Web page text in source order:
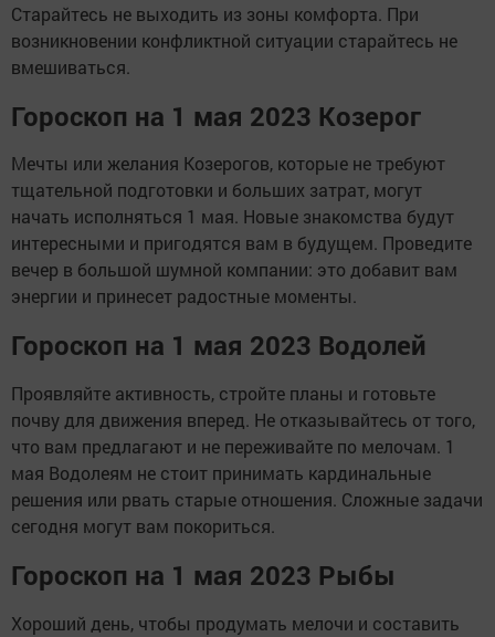
Старайтесь не выходить из зоны комфорта. При
возникновении конфликтной ситуации старайтесь не
вмешиваться.
Гороскоп на 1 мая 2023 Козерог
Мечты или желания Козерогов, которые не требуют
тщательной подготовки и больших затрат, могут
начать исполняться 1 мая. Новые знакомства будут
интересными и пригодятся вам в будущем. Проведите
вечер в большой шумной компании: это добавит вам
энергии и принесет радостные моменты.
Гороскоп на 1 мая 2023 Водолей
Проявляйте активность, стройте планы и готовьте
почву для движения вперед. Не отказывайтесь от того,
что вам предлагают и не переживайте по мелочам. 1
мая Водолеям не стоит принимать кардинальные
решения или рвать старые отношения. Сложные задачи
сегодня могут вам покориться.
Гороскоп на 1 мая 2023 Рыбы
Хороший день, чтобы продумать мелочи и составить